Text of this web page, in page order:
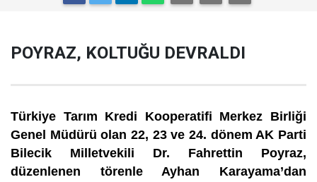
POYRAZ, KOLTUĞU DEVRALDI
Türkiye Tarım Kredi Kooperatifi Merkez Birliği
Genel Müdürü olan 22, 23 ve 24. dönem AK Parti
Bilecik Milletvekili Dr. Fahrettin Poyraz,
düzenlenen törenle Ayhan Karayama’dan